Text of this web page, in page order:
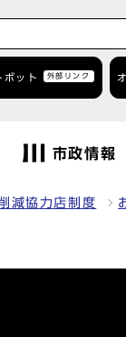
ボット 外部リンク
市政情報
減協力店制度